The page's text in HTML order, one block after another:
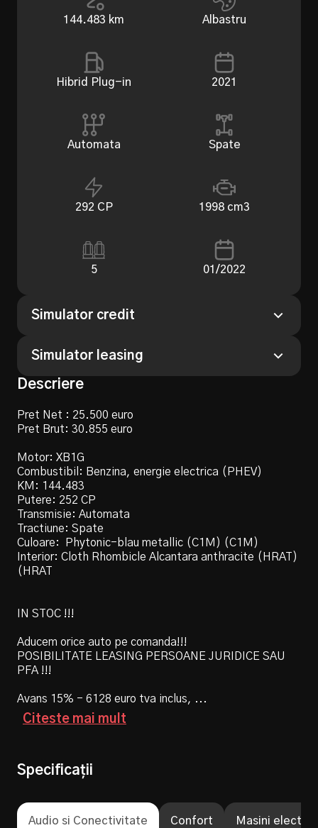
144.483 km Albastru
Hibrid Plug-in 2021
Automata Spate
292 CP 1998 cm3
5 01/2022
Descriere
Pret Net : 25.500 euro
Pret Brut: 30.855 euro
Motor: XB1G
Combustibil: Benzina, energie electrica (PHEV)
KM: 144.483
Putere: 252 CP
Transmisie: Automata
Tractiune: Spate
Culoare: Phytonic-blau metallic (C1M) (C1M)
Interior: Cloth Rhombicle Alcantara anthracite (HRAT)
(HRAT
IN STOC !!!
Aducem orice auto pe comanda!!!
POSIBILITATE LEASING PERSOANE JURIDICE SAU
PFA !!!
Avans 15% - 6128 euro tva inclus, ...
Citeste mai mult
Simulator leasing
Perioada
60 Luni
Avans
-
Procent avans
0.0%
Preț mașină
Calculează rata
Rata lunară Suma finanțată
Simulator credit
12 Luni 24 Luni 36 Luni
60 Luni
Avans
Procent avans
Preț mașină
Rata dobânzii
6.9%
Rata lunară
0
Suma finanțată
0
Specificații
Audio si Conectivitate Confort Masini